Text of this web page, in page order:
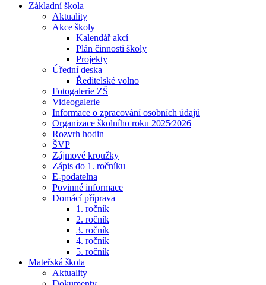
Základní škola
Aktuality
Akce školy
Kalendář akcí
Plán činnosti školy
Projekty
Úřední deska
Ředitelské volno
Fotogalerie ZŠ
Videogalerie
Informace o zpracování osobních údajů
Organizace školního roku 2025⁄2026
Rozvrh hodin
ŠVP
Zájmové kroužky
Zápis do 1. ročníku
E-podatelna
Povinné informace
Domácí příprava
1. ročník
2. ročník
3. ročník
4. ročník
5. ročník
Mateřská škola
Aktuality